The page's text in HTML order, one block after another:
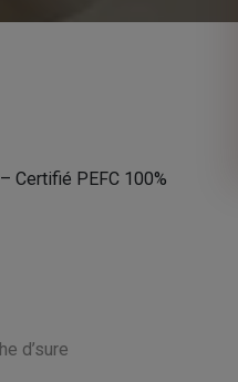
Certifié PEFC 100%
d’sure